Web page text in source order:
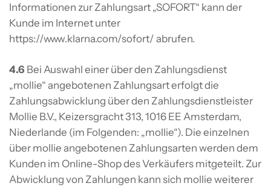
Informationen zur Zahlungsart „SOFORT“ kann der
Kunde im Internet unter
https://www.klarna.com/sofort/ abrufen.
4.6 Bei Auswahl einer über den Zahlungsdienst
„mollie“ angebotenen Zahlungsart erfolgt die
Zahlungsabwicklung über den Zahlungsdienstleister
Mollie B.V., Keizersgracht 313, 1016 EE Amsterdam,
Niederlande (im Folgenden: „mollie“). Die einzelnen
über mollie angebotenen Zahlungsarten werden dem
Kunden im Online-Shop des Verkäufers mitgeteilt. Zur
Abwicklung von Zahlungen kann sich mollie weiterer